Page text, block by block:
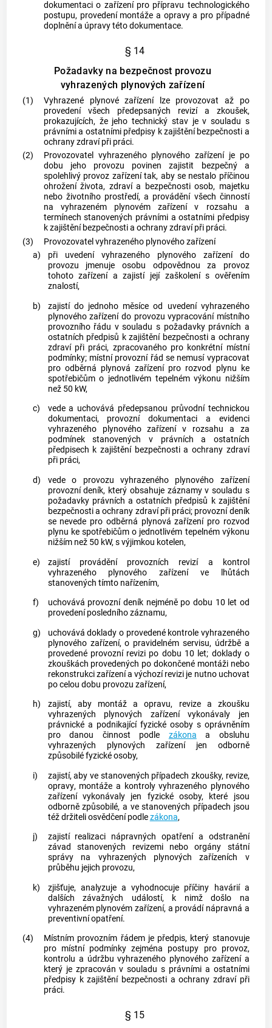
dokumentaci o zařízení pro přípravu technologického
postupu, provedení montáže a opravya pro případné
doplnění a úpravy této dokumentace.
§ 14
Požadavky na bezpečnost provozu
vyhrazených plynových zařízení
(1)
Vyhrazené plynové zařízení lze provozovat až po
provedení všech předepsaných revizía zkoušek,
prokazujících, že jeho technický stav je v souladu s
právními a ostatními předpisy k zajištění bezpečnosti a
ochrany zdraví při práci.
(2)
Provozovatel vyhrazeného plynového zařízení je po
dobu jeho provozu povinen zajistit bezpečný a
spolehlivý provoz zařízení tak, aby se nestalo příčinou
ohrožení života, zdraví a bezpečnosti osob, majetku
nebo životního prostředí, a provádění všech činností
na vyhrazeném plynovém zařízení v rozsahu a
termínech stanovených právními a ostatními předpisy
k zajištění bezpečnosti a ochrany zdraví při práci.
(3)
Provozovatel vyhrazeného plynového zařízení
a)
při uvedení vyhrazeného plynového zařízení do
provozu jmenuje osobu odpovědnou za provoz
tohoto zařízení a zajistí její zaškolení s ověřením
znalostí,
b)
zajistí do jednoho měsíce od uvedení vyhrazeného
plynového zařízení do provozu vypracování místního
provozního řádu v souladu s požadavky právních a
ostatních předpisů k zajištění bezpečnosti a ochrany
zdraví při práci, zpracovaného pro konkrétní místní
podmínky; místní provozní řád se nemusí vypracovat
pro odběrná plynová zařízení pro rozvod plynu ke
spotřebičům o jednotlivém tepelném výkonu nižším
než 50 kW,
c)
vede a uchovává předepsanou průvodní technickou
dokumentaci, provozní dokumentaci a evidenci
vyhrazeného plynového zařízení v rozsahu a za
podmínek stanovených v právních a ostatních
předpisech k zajištění bezpečnosti a ochrany zdraví
při práci,
d)
vede o provozu vyhrazeného plynového zařízení
provozní deník, který obsahuje záznamy v souladu s
požadavky právních a ostatních předpisů k zajištění
bezpečnosti a ochrany zdraví při práci; provozní deník
se nevede pro odběrná plynová zařízení pro rozvod
plynu ke spotřebičům o jednotlivém tepelném výkonu
nižším než 50 kW, s výjimkou kotelen,
e)
zajistí provádění provozních revizía kontrol
vyhrazeného plynového zařízení ve lhůtách
stanovených tímto nařízením,
f)
uchovává provozní deník nejméně po dobu 10 let od
provedení posledního záznamu,
g)
uchovává doklady o provedené kontrole vyhrazeného
plynového zařízení, o pravidelném servisu, údržběa
provedené provozní revizi po dobu 10 let; doklady o
zkouškách provedených po dokončené montážinebo
rekonstrukcizařízení a výchozírevizi je nutno uchovat
po celou dobu provozu zařízení,
h)
zajistí, aby montáž aopravu, revizea zkoušku
vyhrazených plynových zařízení vykonávaly jen
právnické a podnikající fyzické osoby s oprávněním
pro danou činnost podle zákona a obsluhu
vyhrazených plynových zařízení jen odborně
způsobilé fyzické osoby,
i)
zajistí, aby ve stanovených případech zkoušky, revize,
opravy, montáže a kontroly vyhrazeného plynového
zařízení vykonávaly jen fyzické osoby, které jsou
odborně způsobilé, a ve stanovených případech jsou
též držiteli osvědčení podlezákona,
j)
zajistí realizaci nápravných opatření a odstranění
závad stanovených revizeminebo orgány státní
správy na vyhrazených plynových zařízeních v
průběhu jejich provozu,
k)
zjišťuje, analyzuje a vyhodnocuje příčiny havárií a
dalších závažných událostí, k nimž došlo na
vyhrazeném plynovém zařízení, a provádí nápravná a
preventivní opatření.
(4)
Místním provozním řádemje předpis, který stanovuje
pro místní podmínky zejména postupy pro provoz,
kontrolu a údržbu vyhrazeného plynového zařízení a
který je zpracován v souladu s právními a ostatními
předpisy k zajištění bezpečnosti a ochrany zdraví při
práci.
§ 15